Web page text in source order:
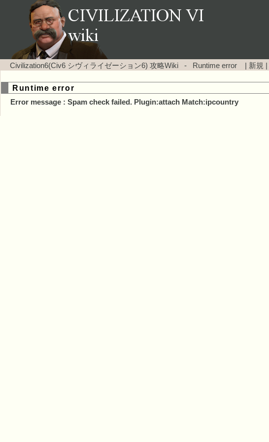
Civilization6(Civ6 シヴィライゼーション6) 攻略Wiki - Runtime error | 新規
Runtime error
Error message : Spam check failed. Plugin:attach Match:ipcountry